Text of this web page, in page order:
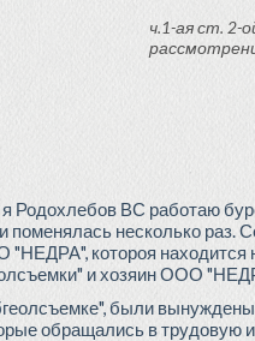
ч.1-ая ст. 2-
Родохлебов ВС работаю
поменялась несколько
"НЕДРА", котороя
и хозяин ООО
были
обращались в трудовую